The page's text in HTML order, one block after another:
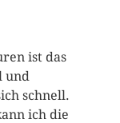
ist das
und
schnell.
ich die